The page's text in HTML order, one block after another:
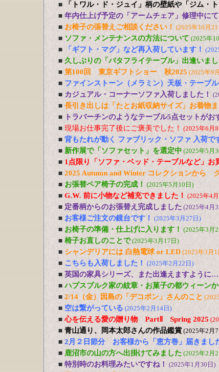
■
「トワル・ド・ジュイ」柄の壁紙や「ジム・
■ 年内仕上げ予定の「アームチェア」修理中にて
■ お椅子の張替えご相談ください！ (2025年10月
■ ソファ・メンテナンスの方法について (2025年
■ 「ギフト・マグ」など再入荷しています！
■ 久しぶりの「バタフライテーブル」出逢いま
■ 第100回 東京ギフトショー 秋2025 (2025年9
■ ファインストーン（メラミン）天板・テーブ
■ カジュアル・コーナーソファ入荷しました！
■ 長引き出しは「たとお紙収納サイズ」お着物
■
トラバーチンのようなテーブル5点セットが
■ 現場お仕事完了後にご褒美でした！ (2025年6月
■ 背もたれが動く ファブリック・ソファ 入荷で
■ 新作展で「ソファセット」を選定中 (2025年5月
■ 1点限り「ソファ・ベッド・テーブルなど」お
■ 2025 Autumn and Winter コレクションから
■ お張替ペア椅子の完成！ (2025年5月10日)
■ G.W. 前に小物など補充できました！ (2025年4
■ 定番柄からのお張替え完成しました (2025年4月
■ お客様ご注文の鏡台です！ (2025年3月27日)
■ お椅子の準備・仕上げに入ります！ (2025年3月
■ 椅子お直しのことで(2025年3月17日)
■ シャンデリアには 白熱電球 or LED (2025年3月1
■ こちらも入荷しました！ (2025年2月22日)
■ 英国の家具シリーズ、また出逢えますように…
■ ハプスブルク家の紋章・お菓子の都ウィーン
■ 2/14（金）因島の「デコポン」さんのこと
■ 空は繋がっている (2025年2月14日)
■ 心を伝える愛の贈り物 PartⅡ Spring 2025
■ 青山通り、岡本太郎さんの作品鑑賞 (2025年2月
■ 2月２日節分 お客様から「恵方巻」届きまし
■ 鹿沼市の山の方へ出掛けてみました (2025年2月
■ 特別時のお料理みたいですね！ (2025年1月30日)